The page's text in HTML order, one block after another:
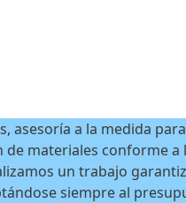
asesoría a la medida
de materiales conforme
un trabajo
siempre al